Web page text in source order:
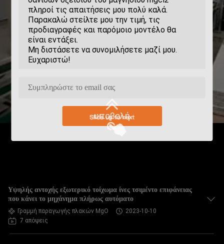
υποβολή
Υψηλής αντοχής εξωτερικό τοίχωμα ίνες τσιμέντο επιφάνειας
που κάνει το μηχάνημα πλήρως αυτόματο
Γραμμή παραγωγής πλακών MgO
2023-10-10
7 απόψεις